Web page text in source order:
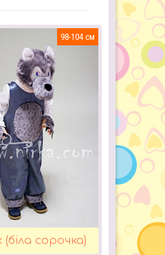
98-104
(біла сорочка)